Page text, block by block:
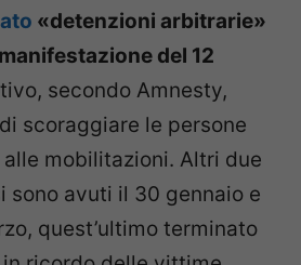
«detenzioni arbitrarie»
del 12
secondo Amnesty,
scoraggiare le persone
mobilitazioni. Altri due
sono avuti il 30 gennaio e
quest’ultimo terminato